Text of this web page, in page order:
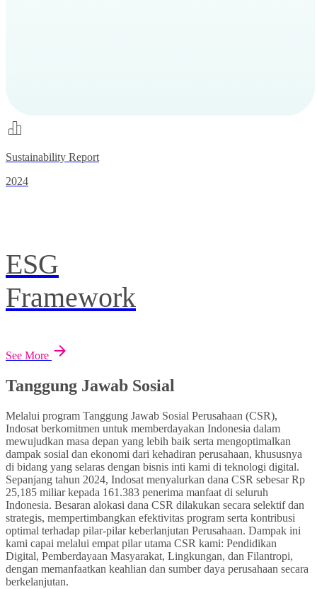
Sustainability Report
2024
ESG
Framework
See More
Tanggung Jawab Sosial
Melalui program Tanggung Jawab Sosial Perusahaan (CSR),
Indosat berkomitmen untuk memberdayakan Indonesia dalam
mewujudkan masa depan yang lebih baik serta mengoptimalkan
dampak sosial dan ekonomi dari kehadiran perusahaan, khususnya
di bidang yang selaras dengan bisnis inti kami di teknologi digital.
Sepanjang tahun 2024, Indosat menyalurkan dana CSR sebesar Rp
25,185 miliar kepada 161.383 penerima manfaat di seluruh
Indonesia. Besaran alokasi dana CSR dilakukan secara selektif dan
strategis, mempertimbangkan efektivitas program serta kontribusi
optimal terhadap pilar-pilar keberlanjutan Perusahaan. Dampak ini
kami capai melalui empat pilar utama CSR kami: Pendidikan
Digital, Pemberdayaan Masyarakat, Lingkungan, dan Filantropi,
dengan memanfaatkan keahlian dan sumber daya perusahaan secara
berkelanjutan.